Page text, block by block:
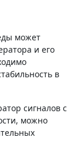
может
и его
в
сигналов с
можно